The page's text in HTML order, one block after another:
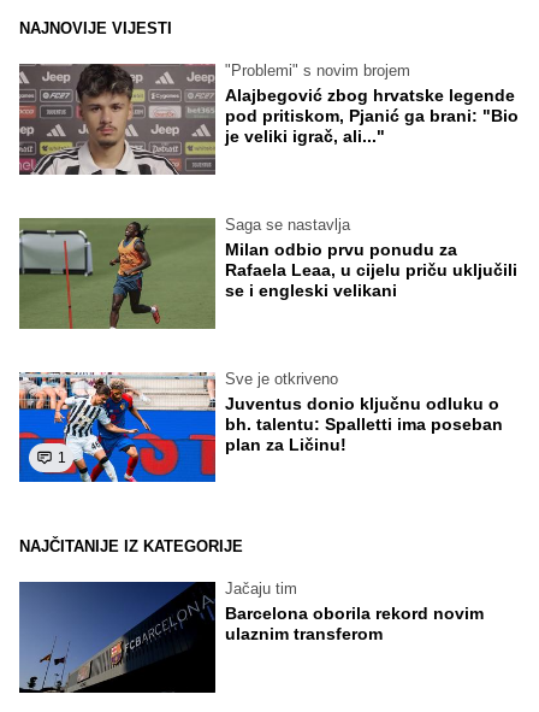
NAJNOVIJE VIJESTI
"Problemi" s novim brojem
Alajbegović zbog hrvatske legende
pod pritiskom, Pjanić ga brani: "Bio
je veliki igrač, ali..."
Saga se nastavlja
Milan odbio prvu ponudu za
Rafaela Leaa, u cijelu priču uključili
se i engleski velikani
1
Sve je otkriveno
Juventus donio ključnu odluku o
bh. talentu: Spalletti ima poseban
plan za Ličinu!
NAJČITANIJE IZ KATEGORIJE
Jačaju tim
Barcelona oborila rekord novim
ulaznim transferom